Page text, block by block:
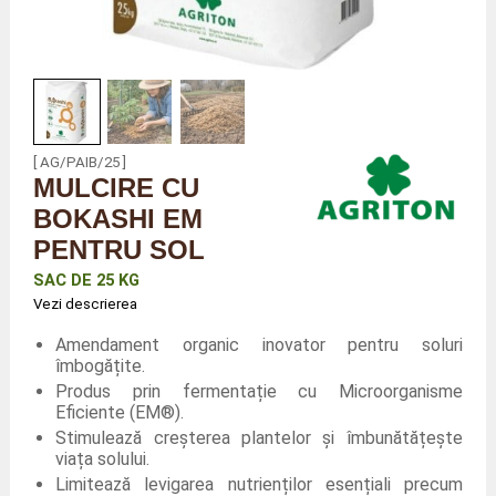
[ AG/PAIB/25 ]
MULCIRE CU
BOKASHI EM
PENTRU SOL
SAC DE 25 KG
Vezi descrierea
Amendament organic inovator pentru soluri
îmbogățite.
Produs prin fermentație cu Microorganisme
Eficiente (EM®).
Stimulează creșterea plantelor și îmbunătățește
viața solului.
Limitează levigarea nutrienților esențiali precum